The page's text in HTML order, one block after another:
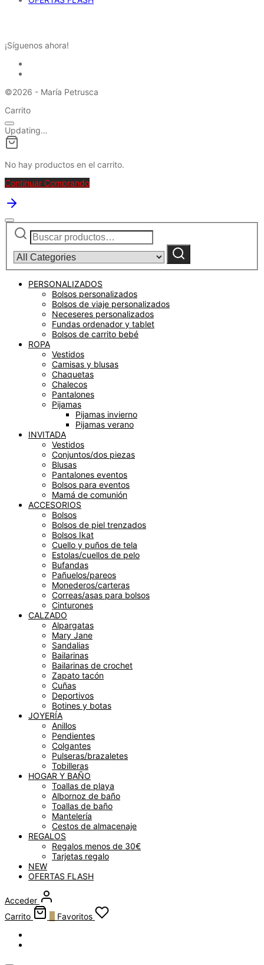
¡Síguenos ahora!
©2026 - María Petrusca
Carrito
Updating…
No hay productos en el carrito.
Continuar Comprando
Buscar
por:
category:
Buscar
PERSONALIZADOS
Bolsos personalizados
Bolsos de viaje personalizados
Neceseres personalizados
Fundas ordenador y tablet
Bolsos de carrito bebé
ROPA
Vestidos
Camisas y blusas
Chaquetas
Chalecos
Pantalones
Pijamas
Pijamas invierno
Pijamas verano
INVITADA
Vestidos
Conjuntos/dos piezas
Blusas
Pantalones eventos
Bolsos para eventos
Mamá de comunión
ACCESORIOS
Bolsos
Bolsos de piel trenzados
Bolsos Ikat
Cuello y puños de tela
Estolas/cuellos de pelo
Bufandas
Pañuelos/pareos
Monederos/carteras
Correas/asas para bolsos
Cinturones
CALZADO
Alpargatas
Mary Jane
Sandalias
Bailarinas
Bailarinas de crochet
Zapato tacón
Cuñas
Deportivos
Botines y botas
JOYERÍA
Anillos
Pendientes
Colgantes
Pulseras/brazaletes
Tobilleras
HOGAR Y BAÑO
Toallas de playa
Albornoz de baño
Toallas de baño
Mantelería
Cestos de almacenaje
REGALOS
Regalos menos de 30€
Tarjetas regalo
NEW
OFERTAS FLASH
Acceder
Carrito
Favoritos